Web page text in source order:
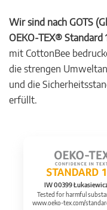
Wir sind nach GOTS
OEKO-TEX®
mit CottonBee
die strengen
und die
erfüllt.
IW 00399
Tested for harmful
www.oeko-tex.com/